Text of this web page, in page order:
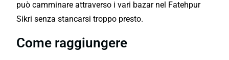
può camminare attraverso i vari bazar nel Fatehpur
Sikri senza stancarsi troppo presto.
Come raggiungere